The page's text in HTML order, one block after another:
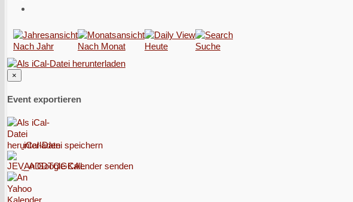
Nach Jahr Nach Monat Heute Suche
×
Event exportieren
iCal-Datei speichern
An Google Kalender senden